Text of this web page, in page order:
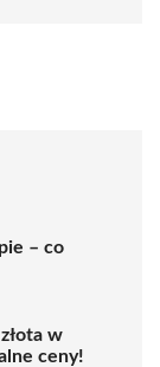
– co
w
ceny!